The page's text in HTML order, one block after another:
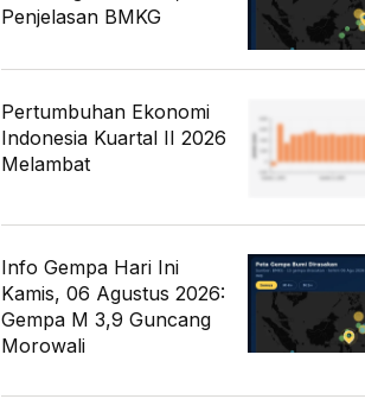
Penjelasan BMKG
Pertumbuhan Ekonomi
Indonesia Kuartal II 2026
Melambat
Info Gempa Hari Ini
Kamis, 06 Agustus 2026:
Gempa M 3,9 Guncang
Morowali